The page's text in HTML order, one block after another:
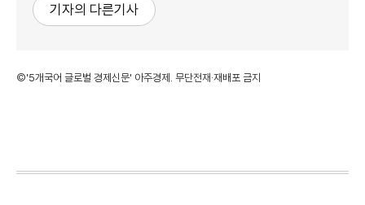
기자의 다른기사
©'5개국어 글로벌 경제신문' 아주경제. 무단전재·재배포 금지